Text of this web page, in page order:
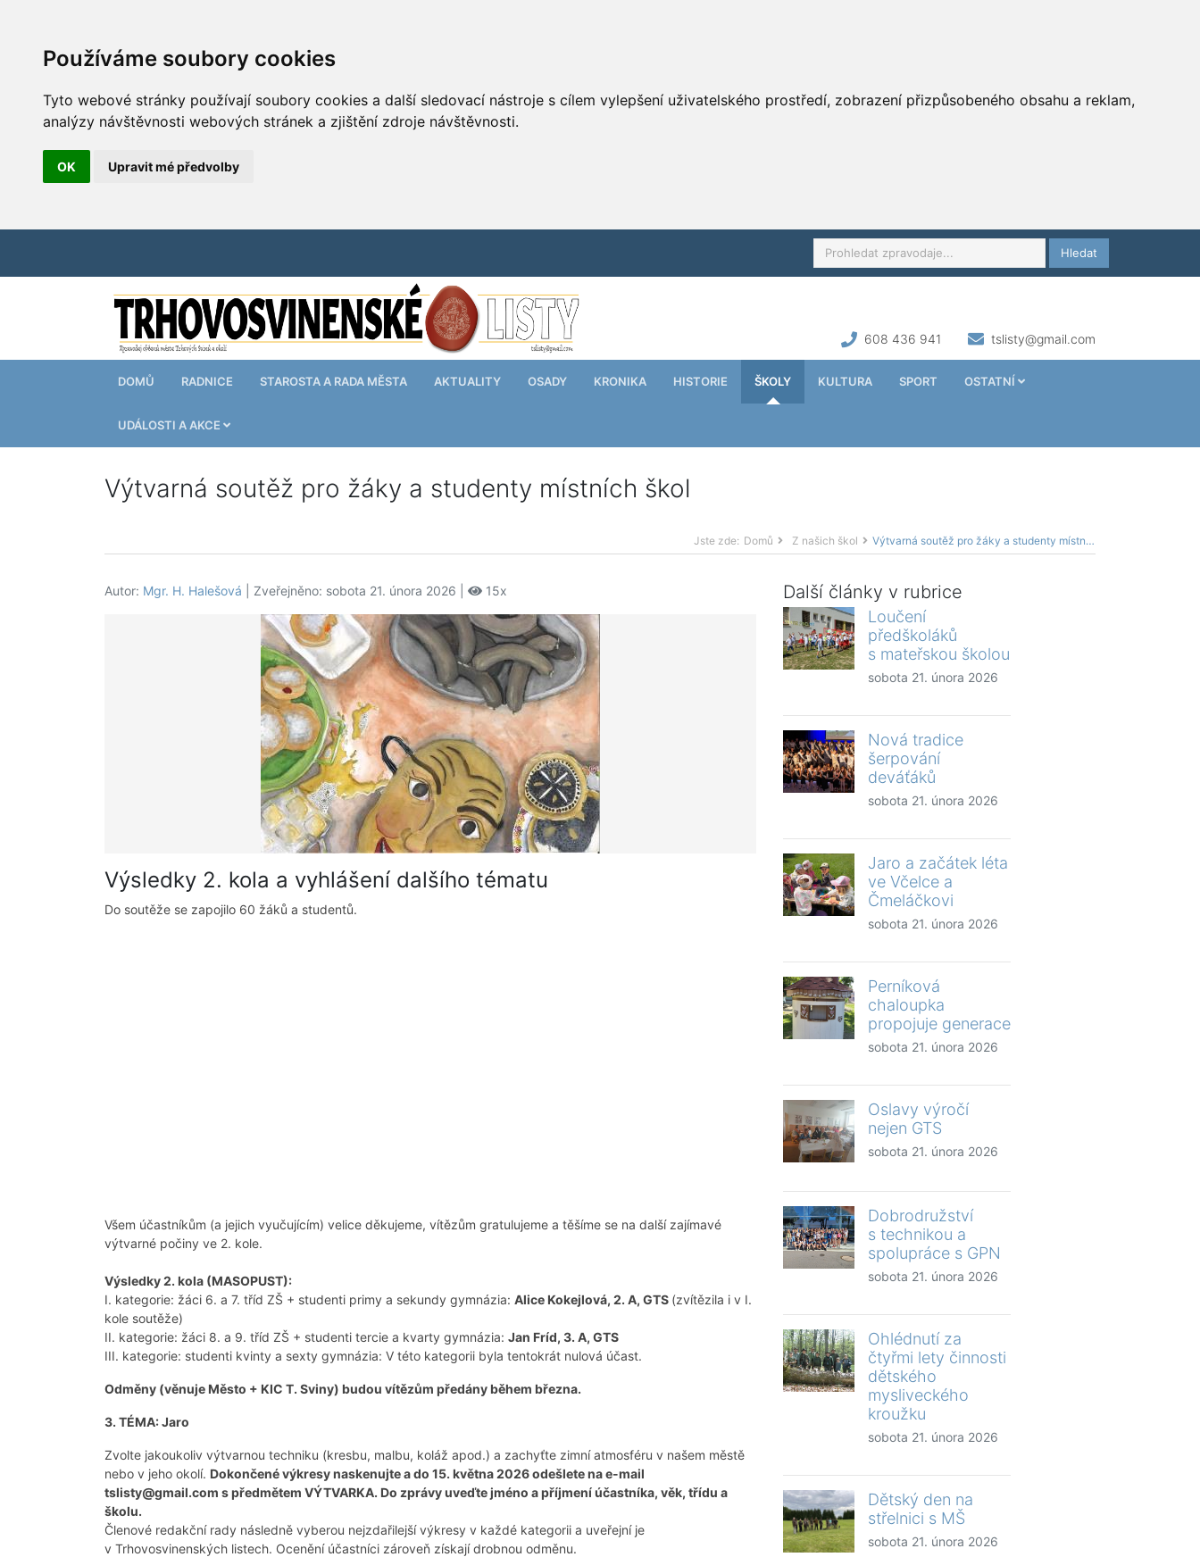
Používáme soubory cookies
Tyto webové stránky používají soubory cookies a další sledovací nástroje s cílem vylepšení uživatelského prostředí, zobrazení přizpůsobeného obsahu a reklam,
analýzy návštěvnosti webových stránek a zjištění zdroje návštěvnosti.
OK Upravit mé předvolby
Hledat
608 436 941 tslisty@gmail.com
DOMŮ RADNICE STAROSTA A RADA MĚSTA AKTUALITY OSADY KRONIKA HISTORIE ŠKOLY KULTURA SPORT OSTATNÍ
UDÁLOSTI A AKCE
Výtvarná soutěž pro žáky a studenty místních škol
Jste zde: Domů Z našich škol Výtvarná soutěž pro žáky a studenty místních škol
Autor: Mgr. H. Halešová | Zveřejněno: sobota 21. února 2026 | 15x
Výsledky 2. kola a vyhlášení dalšího tématu
Do soutěže se zapojilo 60 žáků a studentů.
Všem účastníkům (a jejich vyučujícím) velice děkujeme, vítězům gratulujeme a těšíme se na další zajímavé
výtvarné počiny ve 2. kole.
Výsledky 2. kola (MASOPUST):
I. kategorie: žáci 6. a 7. tříd ZŠ + studenti primy a sekundy gymnázia: Alice Kokejlová, 2. A, GTS (zvítězila i v I.
kole soutěže)
II. kategorie: žáci 8. a 9. tříd ZŠ + studenti tercie a kvarty gymnázia: Jan Fríd, 3. A, GTS
III. kategorie: studenti kvinty a sexty gymnázia: V této kategorii byla tentokrát nulová účast.
Odměny (věnuje Město + KIC T. Sviny) budou vítězům předány během března.
3. TÉMA: Jaro
Zvolte jakoukoliv výtvarnou techniku (kresbu, malbu, koláž apod.) a zachyťte zimní atmosféru v našem městě
nebo v jeho okolí. Dokončené výkresy naskenujte a do 15. května 2026 odešlete na e-mail
tslisty@gmail.com s předmětem VÝTVARKA. Do zprávy uveďte jméno a příjmení účastníka, věk, třídu a
školu.
Členové redakční rady následně vyberou nejzdařilejší výkresy v každé kategorii a uveřejní je
v Trhovosvinenských listech. Ocenění účastníci zároveň získají drobnou odměnu.
Další články v rubrice
Loučení
předškoláků
s mateřskou školou
sobota 21. února 2026
Nová tradice
šerpování
deváťáků
sobota 21. února 2026
Jaro a začátek léta
ve Včelce a
Čmeláčkovi
sobota 21. února 2026
Perníková
chaloupka
propojuje generace
sobota 21. února 2026
Oslavy výročí
nejen GTS
sobota 21. února 2026
Dobrodružství
s technikou a
spolupráce s GPN
sobota 21. února 2026
Ohlédnutí za
čtyřmi lety činnosti
dětského
mysliveckého
kroužku
sobota 21. února 2026
Dětský den na
střelnici s MŠ
sobota 21. února 2026